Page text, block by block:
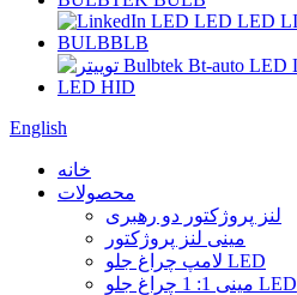
English
خانه
محصولات
لنز پروژکتور دو رهبری
مینی لنز پروژکتور
لامپ چراغ جلو LED
مینی 1: 1 چراغ جلو LED